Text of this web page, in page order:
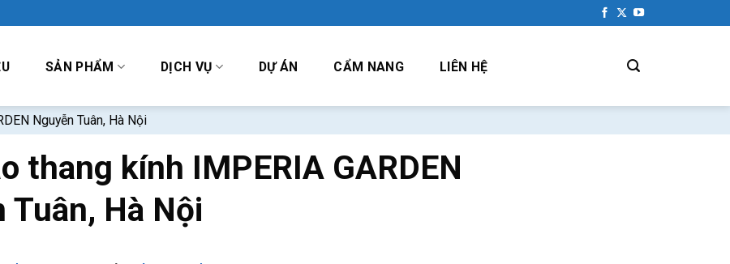
SẢN PHẨM DỊCH VỤ DỰ ÁN CẨM NANG LIÊN HỆ
Nguyễn Tuân, Hà Nội
thang kính IMPERIA GARDEN
Tuân, Hà Nội